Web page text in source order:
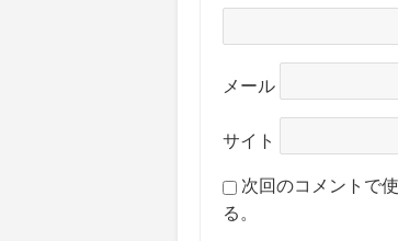
メール
サイト
次回のコメントで
る。